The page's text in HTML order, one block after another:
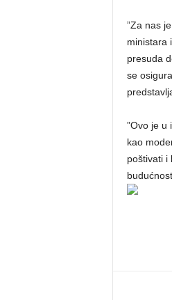
”Za nas
ministara
presuda
se
”Ovo je u
kao
poštivati i